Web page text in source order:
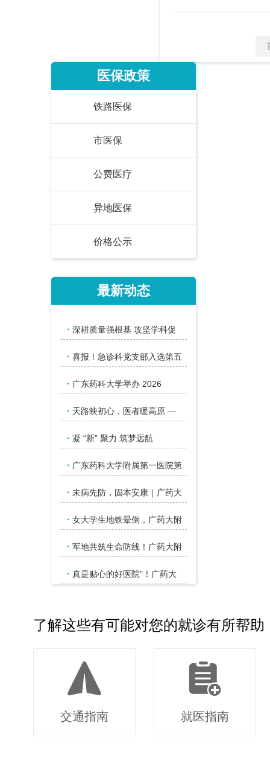
医保政策
铁路医保
市医保
公费医疗
异地医保
价格公示
最新动态
· 深耕质量强根基 攻坚学科促
· 喜报！急诊科党支部入选第五
· 广东药科大学举办 2026
· 天路映初心，医者暖高原 —
· 凝 “新” 聚力 筑梦远航
· 广东药科大学附属第一医院第
· 未病先防，固本安康｜广药大
· 女大学生地铁晕倒，广药大附
· 军地共筑生命防线！广药大附
· 真是贴心的好医院”！广药大
了解这些有可能对您的就诊有所帮助
交通指南 就医指南